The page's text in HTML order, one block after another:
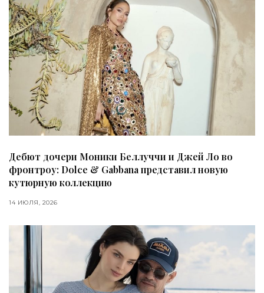
Дебют дочери Моники Беллуччи и Джей Ло во
фронтроу: Dolce & Gabbana представил новую
кутюрную коллекцию
14 ИЮЛЯ, 2026